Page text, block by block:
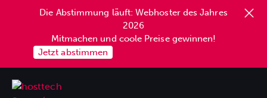
Die Abstimmung läuft: Webhoster des Jahres
2026
Mitmachen und coole Preise gewinnen!
Jetzt abstimmen